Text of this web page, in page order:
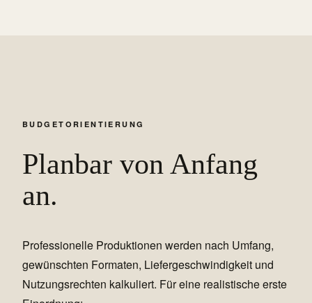
BUDGETORIENTIERUNG
Planbar von Anfang
an.
Professionelle Produktionen werden nach Umfang,
gewünschten Formaten, Liefergeschwindigkeit und
Nutzungsrechten kalkuliert. Für eine realistische erste